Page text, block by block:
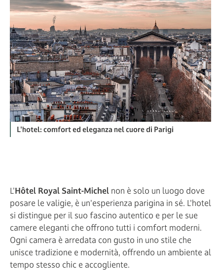
L'hotel: comfort ed eleganza nel cuore di Parigi
L'Hôtel Royal Saint-Michel non è solo un luogo dove
posare le valigie, è un'esperienza parigina in sé. L'hotel
si distingue per il suo fascino autentico e per le sue
camere eleganti che offrono tutti i comfort moderni.
Ogni camera è arredata con gusto in uno stile che
unisce tradizione e modernità, offrendo un ambiente al
tempo stesso chic e accogliente.